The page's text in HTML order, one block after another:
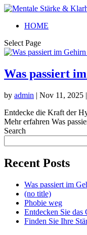
HOME
Select Page
Was passiert
by admin | Nov 11, 2025 |
Entdecke die Kraft der
Mehr erfahren Was
Search
Recent Posts
Was passiert im
(no title)
Phobie weg
Entdecken Sie das
Finden Sie Ihre